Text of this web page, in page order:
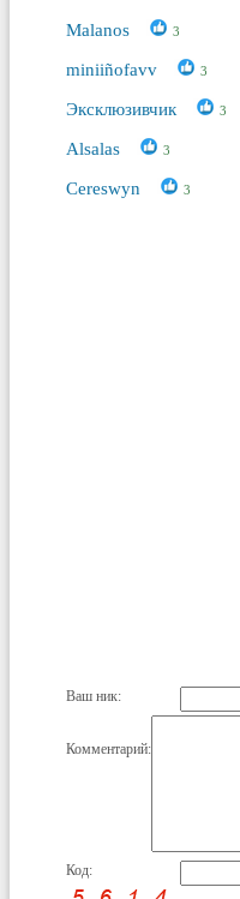
Malanos 3
miniiñofavv 3
Эксклюзивчик 3
Alsalas 3
Cereswyn 3
Ваш ник:
Комментарий:
Код: